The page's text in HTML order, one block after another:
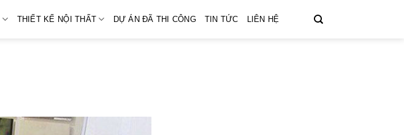
THIẾT KẾ NỘI THẤT DỰ ÁN ĐÃ THI CÔNG TIN TỨC LIÊN HỆ